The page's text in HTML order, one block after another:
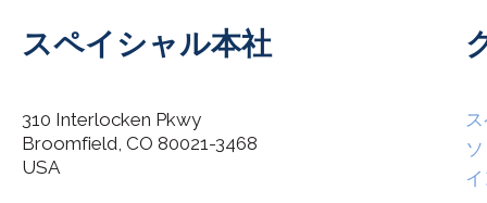
I agree to allow Spatial Corp to store and process my
スペイシャル本社
310 Interlocken Pkwy
Broomfield, CO 80021-3468
USA